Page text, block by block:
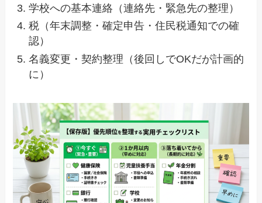
学校への基本連絡（連絡先・緊急先の整理）
税（年末調整・確定申告・住民税通知での確
認）
名義変更・契約整理（後回しでOKだが計画的
に）